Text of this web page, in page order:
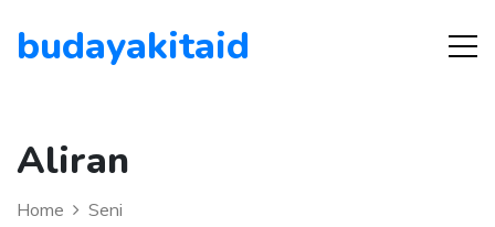
budayakitaid
Aliran
Home Seni